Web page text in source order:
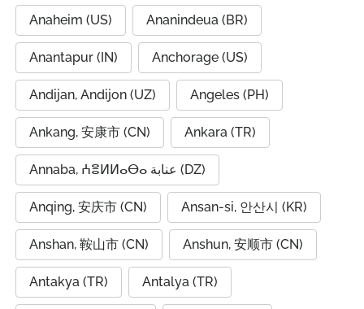
Anaheim (US) Ananindeua (BR)
Anantapur (IN) Anchorage (US)
Andijan, Andijon (UZ) Angeles (PH)
Ankang, 安康市 (CN) Ankara (TR)
Annaba, ⵄⴻⵍⵍⴰⴱⴰ عنابة (DZ)
Anqing, 安庆市 (CN) Ansan-si, 안산시 (KR)
Anshan, 鞍山市 (CN) Anshun, 安顺市 (CN)
Antakya (TR) Antalya (TR)